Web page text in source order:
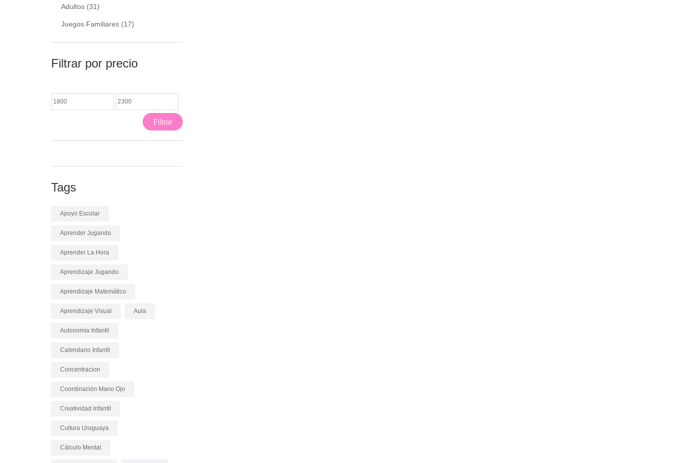
Adultos (31)
Juegos Familiares (17)
Filtrar por precio
Filtrar
Tags
Apoyo Escolar
Aprender Jugando
Aprender La Hora
Aprendizaje Jugando
Aprendizaje Matemático
Aprendizaje Visual Aula
Autonomía Infantil
Calendario Infantil
Concentracion
Coordinación Mano Ojo
Creatividad Infantil
Cultura Uruguaya
Cálculo Mental